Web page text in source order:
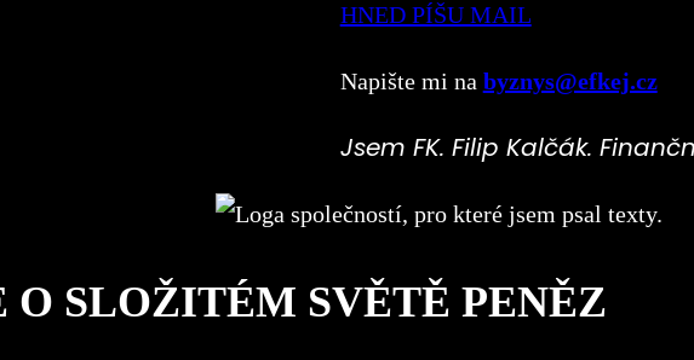
HNED PÍŠU MAIL
Napište mi na byznys@efkej.cz
Jsem FK. Filip Kalčák.
O SLOŽITÉM SVĚTĚ PENĚZ